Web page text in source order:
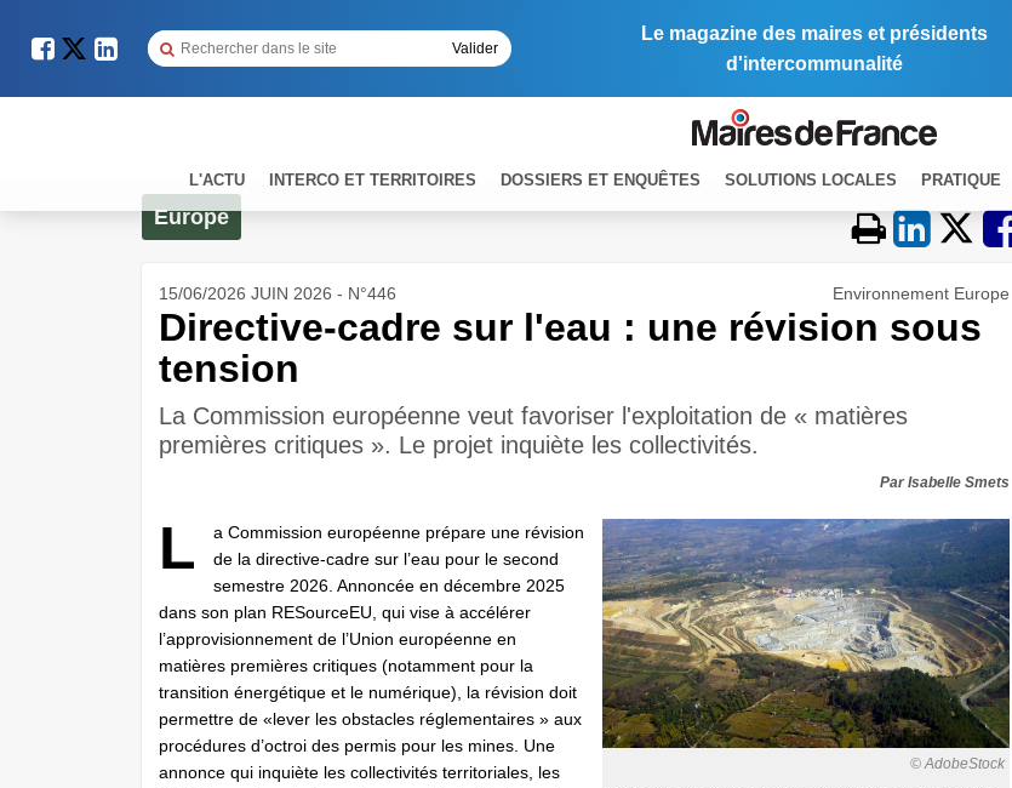
Le magazine des maires et présidents
d'intercommunalité
L'ACTU INTERCO ET TERRITOIRES DOSSIERS ET ENQUÊTES SOLUTIONS LOCALES PRATIQUE
Europe
15/06/2026 JUIN 2026 - N°446 Environnement Europe
Directive-cadre sur l'eau : une révision sous
tension
La Commission européenne veut favoriser l'exploitation de « matières
premières critiques ». Le projet inquiète les collectivités.
Par Isabelle Smets
© AdobeStock
L
a Commission européenne prépare une révision
de la directive-cadre sur l’eau pour le second
semestre 2026. Annoncée en décembre 2025
dans son plan RESourceEU, qui vise à accélérer
l’approvisionnement de l’Union européenne en
matières premières critiques (notamment pour la
transition énergétique et le numérique), la révision doit
permettre de «lever les obstacles réglementaires » aux
procédures d’octroi des permis pour les mines. Une
annonce qui inquiète les collectivités territoriales, les